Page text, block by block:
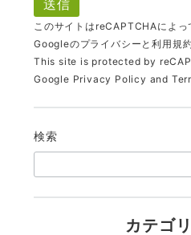
このサイトはreCAPTCHAによっ
Googleのプライバシー と利用規
This site is protected by
Google Privacy Policy and
検索
カテゴ